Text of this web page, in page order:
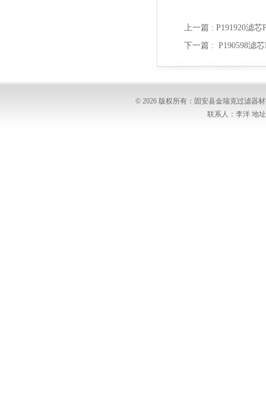
上一篇 : P191920滤
下一篇 : P190598滤
© 2026 版权所有：固安县金瑞克过滤器
联系人：李洋 地